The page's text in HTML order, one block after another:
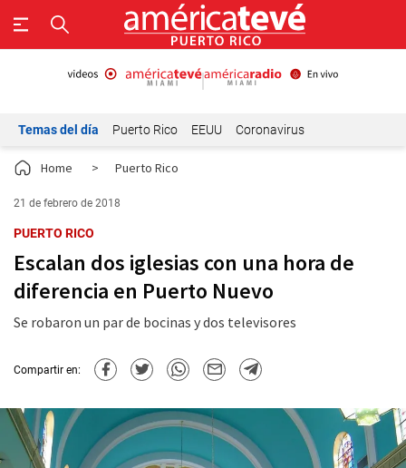
Temas del día Puerto Rico EEUU Coronavirus
Home > Puerto Rico
21 de febrero de 2018
PUERTO RICO
Escalan dos iglesias con una hora de
diferencia en Puerto Nuevo
Se robaron un par de bocinas y dos televisores
Compartir en: